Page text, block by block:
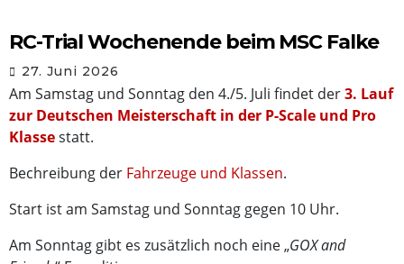
RC-Trial Wochenende beim MSC Falke
27. Juni 2026
Am Samstag und Sonntag den 4./5. Juli findet der3. Lauf
zur Deutschen Meisterschaft in der P-Scale und Pro
Klassestatt.
Bechreibung der Fahrzeuge und Klassen.
Start ist am Samstag und Sonntag gegen 10 Uhr.
Am Sonntag gibt es zusätzlich noch eine „GOX and